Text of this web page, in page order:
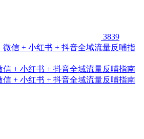
3839
信 + 小红书 + 抖音全域流量反哺指南
信 + 小红书 + 抖音全域流量反哺指南